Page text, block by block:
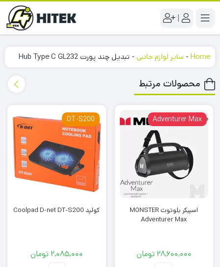
|
Home
- سایر لوازم جانبی - تبدیل چند پورت Hub Type C GL232
محصولات مرتبط
Adventurer Max
اسپیکر بلوتوث MONSTER
Adventurer Max
28,600,000 تومان
DT-S200
کولپد Coolpad D-net DT-S200
2,085,000 تومان